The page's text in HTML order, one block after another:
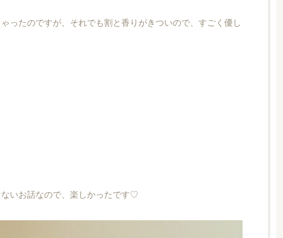
ったのですが、それでも割と香りがきついので、すごく優し
いお話なので、楽しかったです♡